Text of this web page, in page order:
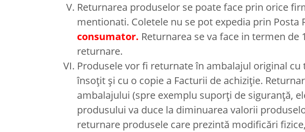
Returnarea produselor se poate face prin orice
mentionati. Coletele nu se pot expedia prin Posta
consumator. Returnarea se va face in termen
returnare.
Produsele vor fi returnate în ambalajul original
însoțit și cu o copie a Facturii de achiziție.
ambalajului (spre exemplu suporți de siguranță,
produsului va duce la diminuarea valorii
returnare produsele care prezintă modificări